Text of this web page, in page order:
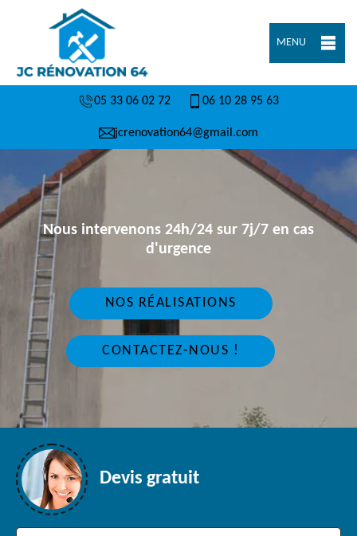
MENU
05 33 06 02 72 06 10 28 95 63
jcrenovation64@gmail.com
Nous intervenons 24h/24 sur 7j/7 en cas
d'urgence
NOS RÉALISATIONS
CONTACTEZ-NOUS !
Devis gratuit